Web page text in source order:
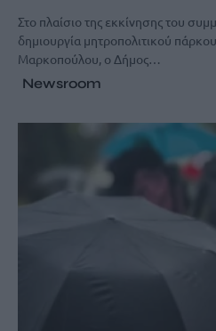
Στο πλαίσιο της εκκίνησης του
δημιουργία μητροπολιτικού
Μαρκοπούλου, ο Δήμος…
Newsroom